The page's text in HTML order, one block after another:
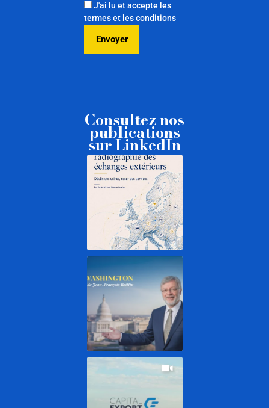
J'ai lu et accepte les
termes et les conditions
Consultez nos
publications
sur LinkedIn